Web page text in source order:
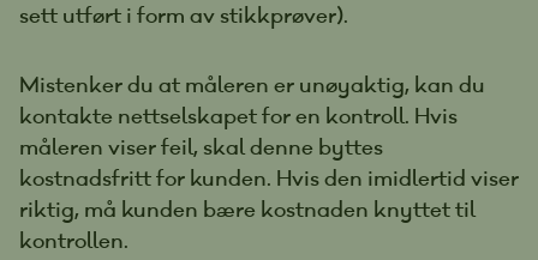
sett utført i form av stikkprøver).
Mistenker du at måleren er unøyaktig, kan du
kontakte nettselskapet for en kontroll. Hvis
måleren viser feil, skal denne byttes
kostnadsfritt for kunden. Hvis den imidlertid viser
riktig, må kunden bære kostnaden knyttet til
kontrollen.